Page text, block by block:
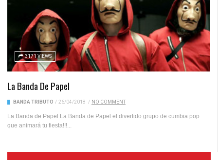
3171 VIEWS
La Banda De Papel
BANDA TRIBUTO / 26/04/2018 / NO COMMENT
La Banda de Papel La Banda de Papel el divertido grupo de cumbia pop
que animará tu fiesta!!!...